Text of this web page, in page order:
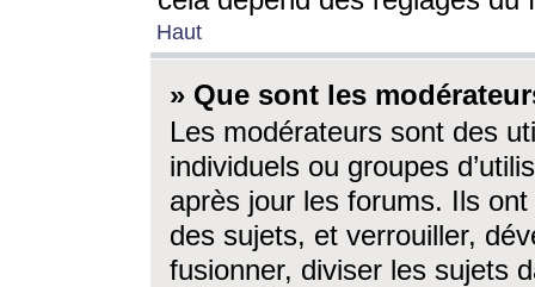
Haut
» Que sont les
Les modérateurs sont des
individuels ou groupes
après jour les forums. Ils ont
des sujets, et verrouiller,
fusionner, diviser les sujets